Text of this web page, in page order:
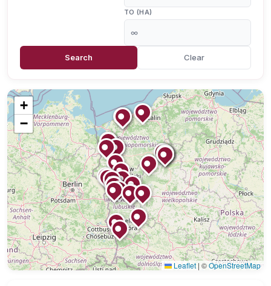
TO (HA)
Search Clear
+
−
Leaflet | ©OpenStreetMap